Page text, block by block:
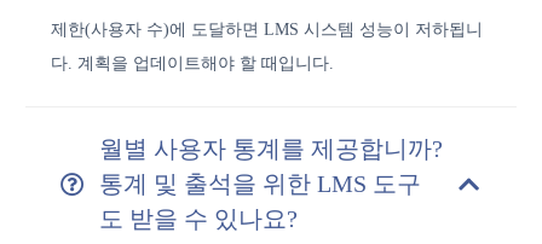
제한(사용자 수)에 도달하면 LMS 시스템 성능이 저하됩니
다. 계획을 업데이트해야 할 때입니다.
월별 사용자 통계를 제공합니까?
통계 및 출석을 위한 LMS 도구
도 받을 수 있나요?